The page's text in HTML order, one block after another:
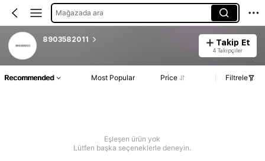
Mağazada ara
8903582011 Takip Et
4 Takipçiler
Recommended Most Popular Price Filtrele
Eşleşen ürün yok
Lütfen başka seçeneklerle deneyin.